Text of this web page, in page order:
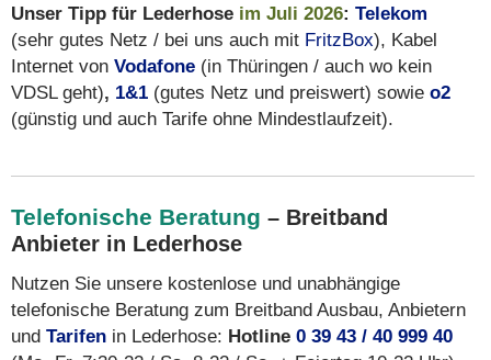
Unser Tipp für Lederhose im Juli 2026: Telekom
(sehr gutes Netz / bei uns auch mit FritzBox), Kabel
Internet von Vodafone (in Thüringen / auch wo kein
VDSL geht), 1&1 (gutes Netz und preiswert) sowie o2
(günstig und auch Tarife ohne Mindestlaufzeit).
Telefonische Beratung – Breitband
Anbieter in Lederhose
Nutzen Sie unsere kostenlose und unabhängige
telefonische Beratung zum Breitband Ausbau, Anbietern
und Tarifen in Lederhose: Hotline 0 39 43 / 40 999 40